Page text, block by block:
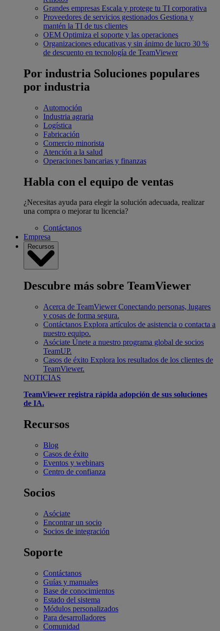
Grandes empresas Escala y protege tu TI corporativa
Proveedores de servicios gestionados Gestiona y
mantén la TI de tus clientes
OEM Optimiza el soporte y las operaciones
Organizaciones educativas y sin ánimo de lucro 30 %
de descuento en tecnología de TeamViewer
Por industria Soluciones populares
por industria
Automoción
Industria agraria
Logística
Fabricación
Comercio minorista
Atención a la salud
Operaciones bancarias y finanzas
Habla con el equipo de ventas
¿Necesitas ayuda para elegir la solución adecuada, realizar
una compra o mejorar tu licencia?
Contáctanos
Empresa
Recursos
Descubre más sobre TeamViewer
Acerca de TeamViewer Conectando personas, lugares
y cosas de forma segura.
Contáctanos Explora artículos de asistencia o contacta a
nuestro equipo.
Asóciate Únete a nuestro programa global de socios
TeamUP.
Casos de éxito Explora los resultados de los clientes de
TeamViewer.
NOTICIAS
TeamViewer registra rápida adopción de sus soluciones
de IA.
Recursos
Blog
Casos de éxito
Eventos y webinars
Centro de confianza
Socios
Asóciate
Encontrar un socio
Socios de integración
Soporte
Contáctanos
Guías y manuales
Base de conocimientos
Estado del sistema
Módulos personalizados
Para desarrolladores
Comunidad